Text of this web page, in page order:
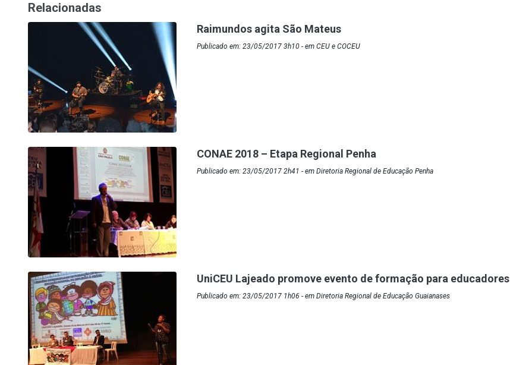
Relacionadas
Raimundos agita São Mateus
Publicado em: 23/05/2017 3h10 - em CEU e COCEU
CONAE 2018 – Etapa Regional Penha
Publicado em: 23/05/2017 2h41 - em Diretoria Regional de Educação Penha
UniCEU Lajeado promove evento de formação para educadores
Publicado em: 23/05/2017 1h06 - em Diretoria Regional de Educação Guaianases